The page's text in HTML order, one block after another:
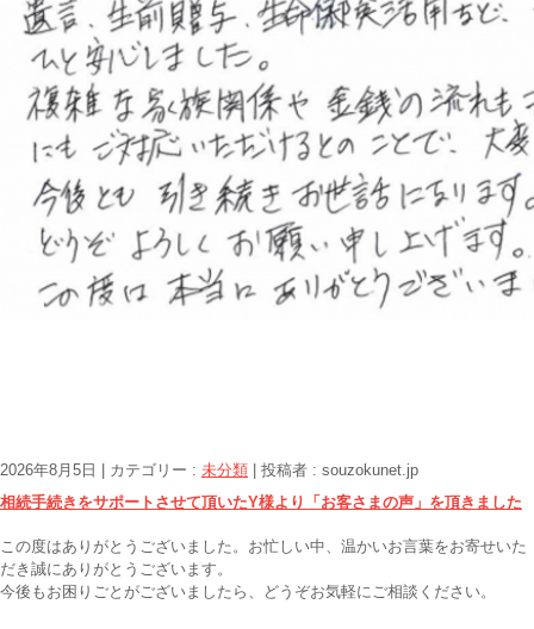
2026年8月5日 | カテゴリー : 未分類 | 投稿者 : souzokunet.jp
相続手続きをサポートさせて頂いたY様より「お客さまの声」を頂きました
この度はありがとうございました。お忙しい中、温かいお言葉をお寄せいた
だき誠にありがとうございます。
今後もお困りごとがございましたら、どうぞお気軽にご相談ください。